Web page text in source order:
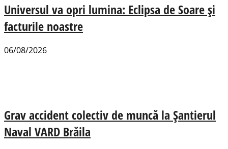
Universul va opri lumina: Eclipsa de Soare și
facturile noastre
06/08/2026
Grav accident colectiv de muncă la Șantierul
Naval VARD Brăila